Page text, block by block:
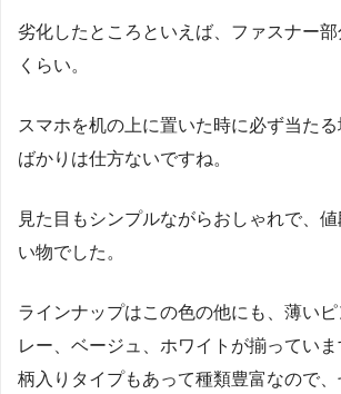
劣化したところといえば、ファスナー
くらい。
スマホを机の上に置いた時に必ず当た
ばかりは仕方ないですね。
見た目もシンプルながらおしゃれで、
い物でした。
ラインナップはこの色の他にも、薄い
レー、ベージュ、ホワイトが揃ってい
柄入りタイプもあって種類豊富なので